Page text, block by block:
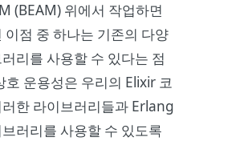
(BEAM) 위에서 작업하면
이점 중 하나는 기존의 다양
리를 사용할 수 있다는 점
호 운용성은 우리의 Elixir 코
한 라이브러리들과 Erlang
러리를 사용할 수 있도록